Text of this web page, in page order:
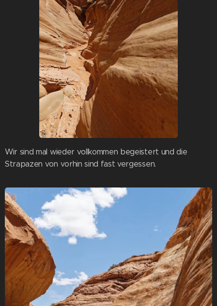
Wir sind mal wieder vollkommen begeistert und die
Strapazen von vorhin sind fast vergessen.